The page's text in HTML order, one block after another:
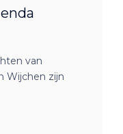
van
Wijchen zijn